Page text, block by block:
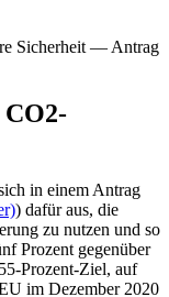
Sicherheit — Antrag
in einem Antrag
) dafür aus, die
zu nutzen und so
Prozent gegenüber
Prozent-Ziel, auf
im Dezember 2020